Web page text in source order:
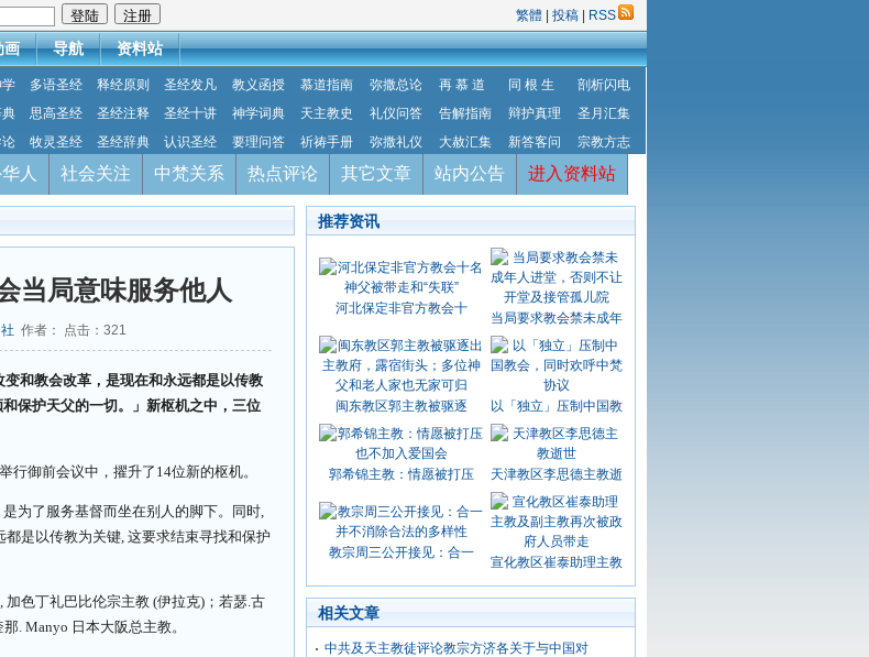
繁體 投稿 RSS
画 导航 资料站
多语圣经 释经原则 圣经发凡 教义函授 慕道指南 弥撒总论 再 慕 道 同 根 生
剖析闪电
思高圣经 圣经注释 圣经十讲 神学词典 天主教史 礼仪问答 告解指南 辩护真理
圣月汇集
牧灵圣经 圣经辞典 认识圣经 要理问答 祈祷手册 弥撒礼仪 大赦汇集 新答客问 宗教方志
人 社会关注 中梵关系 热点评论 其它文章 站内公告 进入资料站
当局意味服务他人
作者： 点击： 321
和教会改革，是现在和永远都是以传教
保护天父的一切。」新枢机之中，三位
行御前会议中，擢升了14位新的枢机。
为了服务基督而坐在别人的脚下。同时,
都是以传教为关键, 这要求结束寻找和保护
加色丁礼巴比伦宗主教 (伊拉克)；若瑟.古
. Manyo 日本大阪总主教。
推荐资讯
河北保定非官方教会十
当局要求教会禁未成年
闽东教区郭主教被驱逐 以「独立」压制中国教
郭希锦主教：情愿被打压 天津教区李思德主教逝
教宗周三公开接见：合一
宣化教区崔泰助理主教
相关文章
中共及天主教徒评论教宗方济各关于与中国对